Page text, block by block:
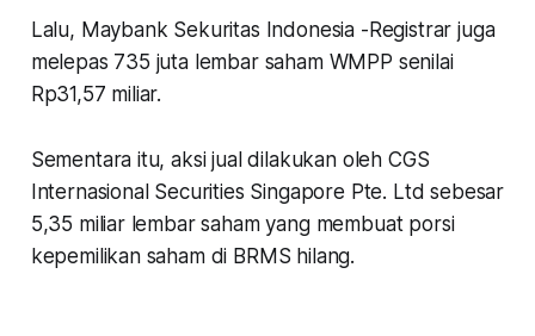
Lalu, Maybank Sekuritas Indonesia -Registrar juga
melepas 735 juta lembar saham WMPP senilai
Rp31,57 miliar.
Sementara itu, aksi jual dilakukan oleh CGS
Internasional Securities Singapore Pte. Ltd sebesar
5,35 miliar lembar saham yang membuat porsi
kepemilikan saham di BRMS hilang.